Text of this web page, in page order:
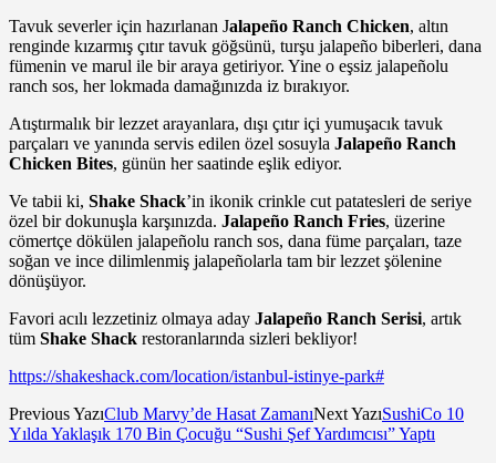
Tavuk severler için hazırlanan Jalapeño Ranch Chicken, altın
renginde kızarmış çıtır tavuk göğsünü, turşu jalapeño biberleri, dana
fümenin ve marul ile bir araya getiriyor. Yine o eşsiz jalapeñolu
ranch sos, her lokmada damağınızda iz bırakıyor.
Atıştırmalık bir lezzet arayanlara, dışı çıtır içi yumuşacık tavuk
parçaları ve yanında servis edilen özel sosuyla Jalapeño Ranch
Chicken Bites, günün her saatinde eşlik ediyor.
Ve tabii ki, Shake Shack’in ikonik crinkle cut patatesleri de seriye
özel bir dokunuşla karşınızda. Jalapeño Ranch Fries, üzerine
cömertçe dökülen jalapeñolu ranch sos, dana füme parçaları, taze
soğan ve ince dilimlenmiş jalapeñolarla tam bir lezzet şölenine
dönüşüyor.
Favori acılı lezzetiniz olmaya aday Jalapeño Ranch Serisi, artık
tüm Shake Shack restoranlarında sizleri bekliyor!
https://shakeshack.com/location/istanbul-istinye-park#
Previous YazıClub Marvy’de Hasat ZamanıNext YazıSushiCo 10
Yılda Yaklaşık 170 Bin Çocuğu “Sushi Şef Yardımcısı” Yaptı